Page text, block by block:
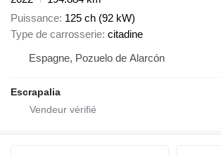
Puissance 125 ch (92 kW)
Type de carrosserie citadine
Espagne, Pozuelo de Alarcón
Escrapalia